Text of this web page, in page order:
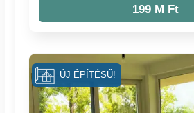
199 M Ft
ÚJ ÉPÍTÉSŰ!